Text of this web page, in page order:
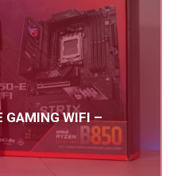
GAMING WIFI –